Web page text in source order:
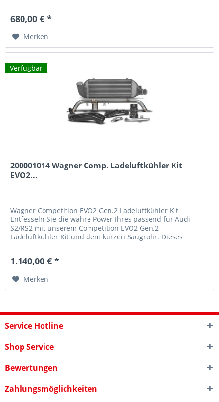
680,00 € *
Merken
Verfügbar
200001014 Wagner Comp. Ladeluftkühler Kit
EVO2...
Wagner Competition EVO2 Gen.2 Ladeluftkühler Kit
Entfesseln Sie die wahre Power Ihres passend für Audi
S2/RS2 mit unserem Competition EVO2 Gen.2
Ladeluftkühler Kit und dem kurzen Saugrohr. Dieses
1.140,00 € *
Merken
Service Hotline
Shop Service
Bewertungen
Zahlungsmöglichkeiten